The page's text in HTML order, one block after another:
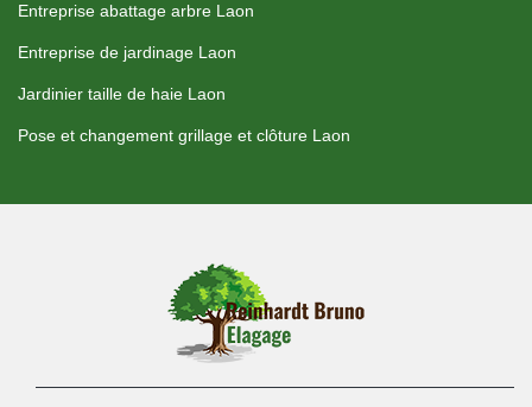
Entreprise abattage arbre Laon
Entreprise de jardinage Laon
Jardinier taille de haie Laon
Pose et changement grillage et clôture Laon